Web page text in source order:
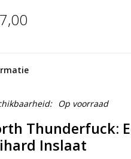
Op voorraad
Thunderfuck:
Inslaat